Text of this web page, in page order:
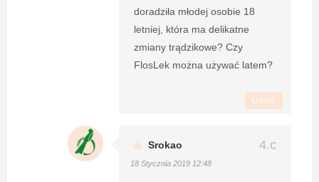
doradziła młodej osobie 18
letniej, która ma delikatne
zmiany trądzikowe? Czy
FlosLek można używać latem?
Usuń
Srokao
18 Stycznia 2019 12:48